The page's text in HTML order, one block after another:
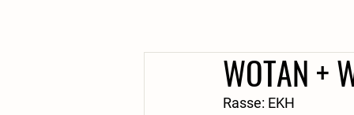
WOTAN +
Rasse: EKH